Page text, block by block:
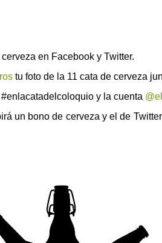
en Facebook y Twitter.
tu foto de la 11 cata de cerveza
y la cuenta
un bono de cerveza y el de